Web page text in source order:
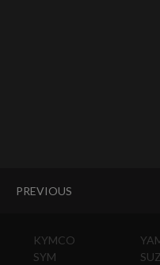
PREVIOUS
KYMCO
SYM